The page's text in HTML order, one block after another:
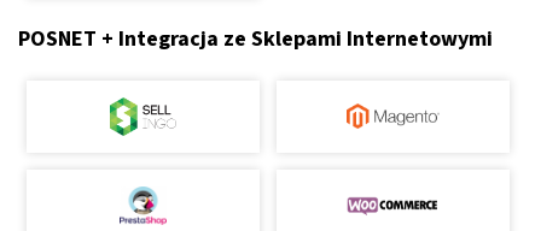
POSNET + Integracja ze Sklepami Internetowymi